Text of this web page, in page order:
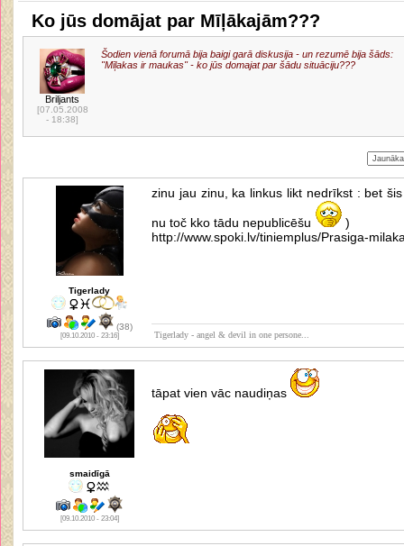
Ko jūs domājat par Mīļākajām???
Briljants
[07.05.2008
- 18:38]
Šodien vienā forumā bija baigi garā diskusija - un rezumē bija šāds:
"Mīļakas ir maukas" - ko jūs domajat par šādu situāciju???
Tigerlady
(38)
[09.10.2010 - 23:16]
zinu jau zinu, ka linkus likt nedrīkst : bet
nu toč kko tādu nepublicēšu
)
http://www.spoki.lv/tiniemplus/Prasiga-
Tigerlady - angel & devil in one persone...
smaidīgā
[09.10.2010 - 23:04]
tāpat vien vāc naudiņas